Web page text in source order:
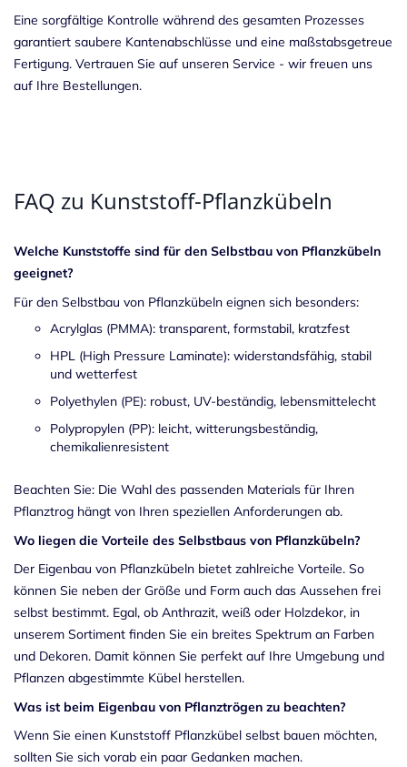
Eine sorgfältige Kontrolle während des gesamten Prozesses
garantiert saubere Kantenabschlüsse und eine maßstabsgetreue
Fertigung. Vertrauen Sie auf unseren Service - wir freuen uns
auf Ihre Bestellungen.
FAQ zu Kunststoff-Pflanzkübeln
Welche Kunststoffe sind für den Selbstbau von Pflanzkübeln
geeignet?
Für den Selbstbau von Pflanzkübeln eignen sich besonders:
Acrylglas (PMMA): transparent, formstabil, kratzfest
HPL (High Pressure Laminate): widerstandsfähig, stabil
und wetterfest
Polyethylen (PE): robust, UV-beständig, lebensmittelecht
Polypropylen (PP): leicht, witterungsbeständig,
chemikalienresistent
Beachten Sie: Die Wahl des passenden Materials für Ihren
Pflanztrog hängt von Ihren speziellen Anforderungen ab.
Wo liegen die Vorteile des Selbstbaus von Pflanzkübeln?
Der Eigenbau von Pflanzkübeln bietet zahlreiche Vorteile. So
können Sie neben der Größe und Form auch das Aussehen frei
selbst bestimmt. Egal, ob Anthrazit, weiß oder Holzdekor, in
unserem Sortiment finden Sie ein breites Spektrum an Farben
und Dekoren. Damit können Sie perfekt auf Ihre Umgebung und
Pflanzen abgestimmte Kübel herstellen.
Was ist beim Eigenbau von Pflanztrögen zu beachten?
Wenn Sie einen Kunststoff Pflanzkübel selbst bauen möchten,
sollten Sie sich vorab ein paar Gedanken machen.